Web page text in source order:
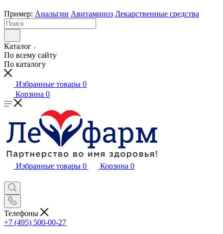
Пример: Анальгин Авитаминоз Лекарственные средства
Каталог
По всему сайту
По каталогу
Избранные товары 0
Корзина 0
Избранные товары 0 Корзина 0
Телефоны
+7 (495) 500-00-27